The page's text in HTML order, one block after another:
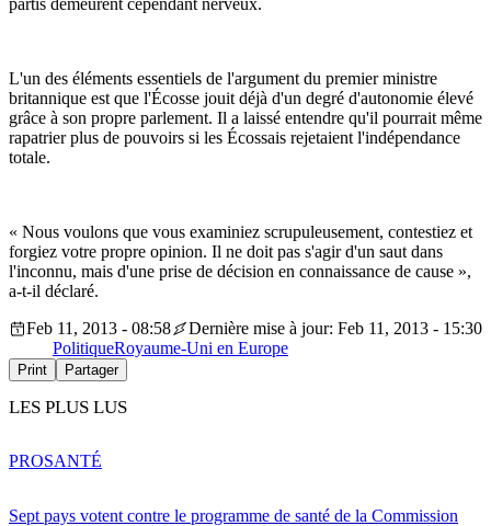
partis demeurent cependant nerveux.
L'un des éléments essentiels de l'argument du premier ministre
britannique est que l'Écosse jouit déjà d'un degré d'autonomie élevé
grâce à son propre parlement. Il a laissé entendre qu'il pourrait même
rapatrier plus de pouvoirs si les Écossais rejetaient l'indépendance
totale.
« Nous voulons que vous examiniez scrupuleusement, contestiez et
forgiez votre propre opinion. Il ne doit pas s'agir d'un saut dans
l'inconnu, mais d'une prise de décision en connaissance de cause »,
a-t-il déclaré.
Feb 11, 2013 - 08:58
Dernière mise à jour: Feb 11, 2013 - 15:30
PolitiqueRoyaume-Uni en Europe
Print Partager
LES PLUS LUS
Sept pays votent contre le programme de santé de la Commission
PROSANTÉ